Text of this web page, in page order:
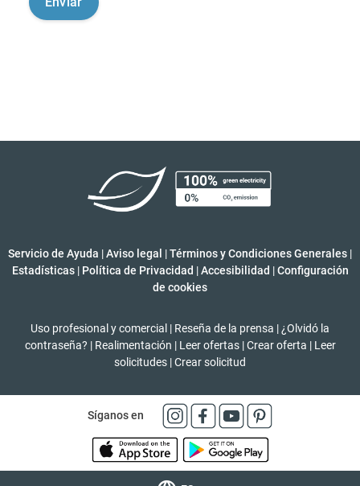
Servicio de Ayuda |Aviso legal |Términos y Condiciones Generales |
Estadísticas | Política de Privacidad | Accesibilidad | Configuración
de cookies
Uso profesional y comercial | Reseña de la prensa | ¿Olvidó la
contraseña? | Realimentación | Leer ofertas | Crear oferta | Leer
solicitudes |Crear solicitud
Síganos en